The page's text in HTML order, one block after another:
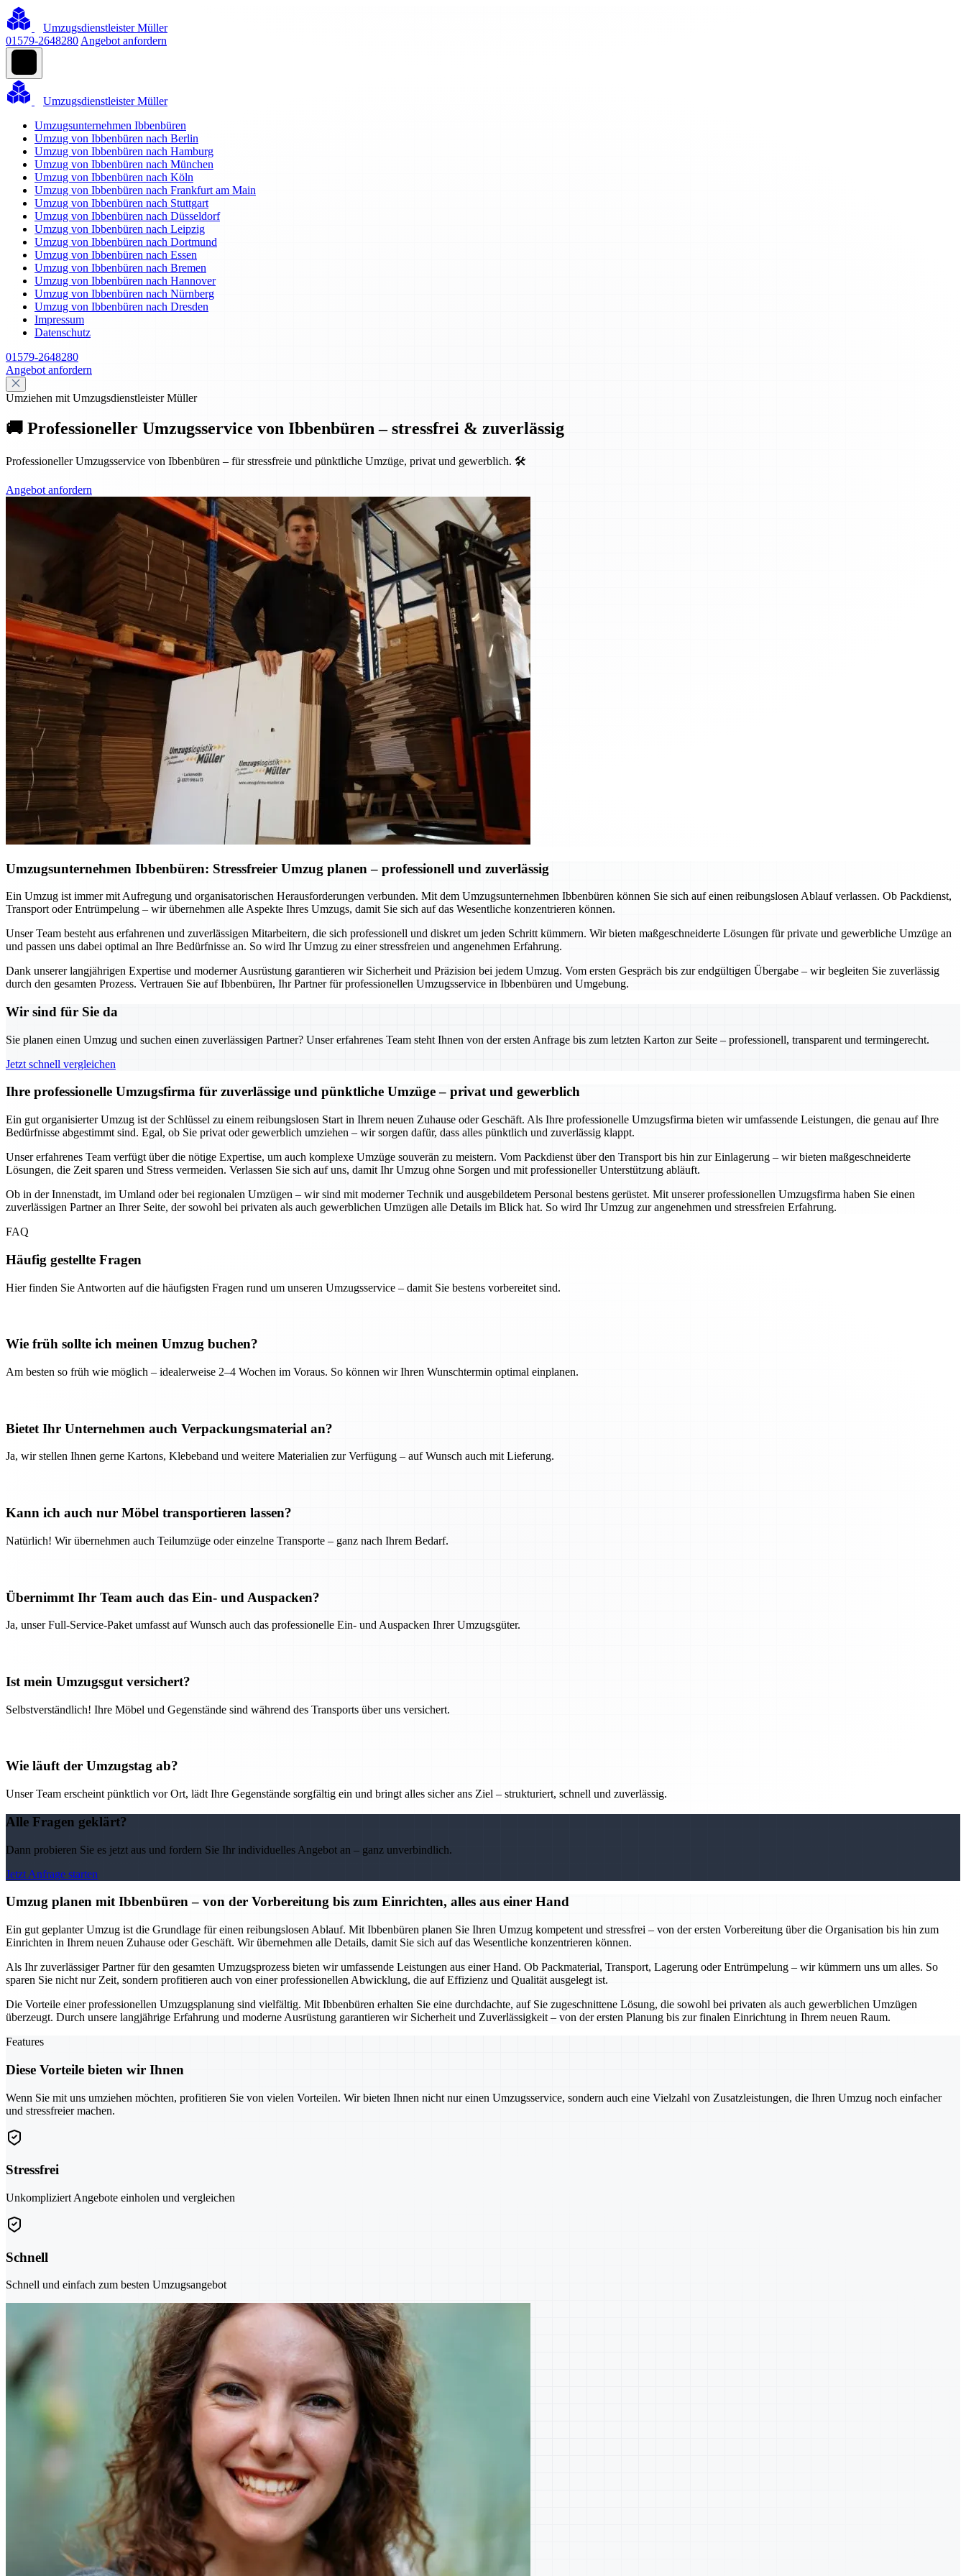
Umzugsdienstleister Müller
01579-2648280 Angebot anfordern
Umzugsdienstleister Müller
Umzugsunternehmen Ibbenbüren
Umzug von Ibbenbüren nach Berlin
Umzug von Ibbenbüren nach Hamburg
Umzug von Ibbenbüren nach München
Umzug von Ibbenbüren nach Köln
Umzug von Ibbenbüren nach Frankfurt am Main
Umzug von Ibbenbüren nach Stuttgart
Umzug von Ibbenbüren nach Düsseldorf
Umzug von Ibbenbüren nach Leipzig
Umzug von Ibbenbüren nach Dortmund
Umzug von Ibbenbüren nach Essen
Umzug von Ibbenbüren nach Bremen
Umzug von Ibbenbüren nach Hannover
Umzug von Ibbenbüren nach Nürnberg
Umzug von Ibbenbüren nach Dresden
Impressum
Datenschutz
01579-2648280
Angebot anfordern
Umziehen mit Umzugsdienstleister Müller
🚚 Professioneller Umzugsservice von Ibbenbüren – stressfrei & zuverlässig
Professioneller Umzugsservice von Ibbenbüren – für stressfreie und pünktliche Umzüge, privat und gewerblich. 🛠️
Angebot anfordern
Umzugsunternehmen Ibbenbüren: Stressfreier Umzug planen – professionell und zuverlässig
Ein Umzug ist immer mit Aufregung und organisatorischen Herausforderungen verbunden. Mit dem Umzugsunternehmen Ibbenbüren können Sie sich auf einen reibungslosen Ablauf verlassen. Ob Packdienst,
Transport oder Entrümpelung – wir übernehmen alle Aspekte Ihres Umzugs, damit Sie sich auf das Wesentliche konzentrieren können.
Unser Team besteht aus erfahrenen und zuverlässigen Mitarbeitern, die sich professionell und diskret um jeden Schritt kümmern. Wir bieten maßgeschneiderte Lösungen für private und gewerbliche Umzüge an
und passen uns dabei optimal an Ihre Bedürfnisse an. So wird Ihr Umzug zu einer stressfreien und angenehmen Erfahrung.
Dank unserer langjährigen Expertise und moderner Ausrüstung garantieren wir Sicherheit und Präzision bei jedem Umzug. Vom ersten Gespräch bis zur endgültigen Übergabe – wir begleiten Sie zuverlässig
durch den gesamten Prozess. Vertrauen Sie auf Ibbenbüren, Ihr Partner für professionellen Umzugsservice in Ibbenbüren und Umgebung.
Wir sind für Sie da
Sie planen einen Umzug und suchen einen zuverlässigen Partner? Unser erfahrenes Team steht Ihnen von der ersten Anfrage bis zum letzten Karton zur Seite – professionell, transparent und termingerecht.
Jetzt schnell vergleichen
Ihre professionelle Umzugsfirma für zuverlässige und pünktliche Umzüge – privat und gewerblich
Ein gut organisierter Umzug ist der Schlüssel zu einem reibungslosen Start in Ihrem neuen Zuhause oder Geschäft. Als Ihre professionelle Umzugsfirma bieten wir umfassende Leistungen, die genau auf Ihre
Bedürfnisse abgestimmt sind. Egal, ob Sie privat oder gewerblich umziehen – wir sorgen dafür, dass alles pünktlich und zuverlässig klappt.
Unser erfahrenes Team verfügt über die nötige Expertise, um auch komplexe Umzüge souverän zu meistern. Vom Packdienst über den Transport bis hin zur Einlagerung – wir bieten maßgeschneiderte
Lösungen, die Zeit sparen und Stress vermeiden. Verlassen Sie sich auf uns, damit Ihr Umzug ohne Sorgen und mit professioneller Unterstützung abläuft.
Ob in der Innenstadt, im Umland oder bei regionalen Umzügen – wir sind mit moderner Technik und ausgebildetem Personal bestens gerüstet. Mit unserer professionellen Umzugsfirma haben Sie einen
zuverlässigen Partner an Ihrer Seite, der sowohl bei privaten als auch gewerblichen Umzügen alle Details im Blick hat. So wird Ihr Umzug zur angenehmen und stressfreien Erfahrung.
FAQ
Häufig gestellte Fragen
Hier finden Sie Antworten auf die häufigsten Fragen rund um unseren Umzugsservice – damit Sie bestens vorbereitet sind.
Wie früh sollte ich meinen Umzug buchen?
Am besten so früh wie möglich – idealerweise 2–4 Wochen im Voraus. So können wir Ihren Wunschtermin optimal einplanen.
Bietet Ihr Unternehmen auch Verpackungsmaterial an?
Ja, wir stellen Ihnen gerne Kartons, Klebeband und weitere Materialien zur Verfügung – auf Wunsch auch mit Lieferung.
Kann ich auch nur Möbel transportieren lassen?
Natürlich! Wir übernehmen auch Teilumzüge oder einzelne Transporte – ganz nach Ihrem Bedarf.
Übernimmt Ihr Team auch das Ein- und Auspacken?
Ja, unser Full-Service-Paket umfasst auf Wunsch auch das professionelle Ein- und Auspacken Ihrer Umzugsgüter.
Ist mein Umzugsgut versichert?
Selbstverständlich! Ihre Möbel und Gegenstände sind während des Transports über uns versichert.
Wie läuft der Umzugstag ab?
Unser Team erscheint pünktlich vor Ort, lädt Ihre Gegenstände sorgfältig ein und bringt alles sicher ans Ziel – strukturiert, schnell und zuverlässig.
Alle Fragen geklärt?
Dann probieren Sie es jetzt aus und fordern Sie Ihr individuelles Angebot an – ganz unverbindlich.
Jetzt Anfrage starten
Umzug planen mit Ibbenbüren – von der Vorbereitung bis zum Einrichten, alles aus einer Hand
Ein gut geplanter Umzug ist die Grundlage für einen reibungslosen Ablauf. Mit Ibbenbüren planen Sie Ihren Umzug kompetent und stressfrei – von der ersten Vorbereitung über die Organisation bis hin zum
Einrichten in Ihrem neuen Zuhause oder Geschäft. Wir übernehmen alle Details, damit Sie sich auf das Wesentliche konzentrieren können.
Als Ihr zuverlässiger Partner für den gesamten Umzugsprozess bieten wir umfassende Leistungen aus einer Hand. Ob Packmaterial, Transport, Lagerung oder Entrümpelung – wir kümmern uns um alles. So
sparen Sie nicht nur Zeit, sondern profitieren auch von einer professionellen Abwicklung, die auf Effizienz und Qualität ausgelegt ist.
Die Vorteile einer professionellen Umzugsplanung sind vielfältig. Mit Ibbenbüren erhalten Sie eine durchdachte, auf Sie zugeschnittene Lösung, die sowohl bei privaten als auch gewerblichen Umzügen
überzeugt. Durch unsere langjährige Erfahrung und moderne Ausrüstung garantieren wir Sicherheit und Zuverlässigkeit – von der ersten Planung bis zur finalen Einrichtung in Ihrem neuen Raum.
Features
Diese Vorteile bieten wir Ihnen
Wenn Sie mit uns umziehen möchten, profitieren Sie von vielen Vorteilen. Wir bieten Ihnen nicht nur einen Umzugsservice, sondern auch eine Vielzahl von Zusatzleistungen, die Ihren Umzug noch einfacher
und stressfreier machen.
Stressfrei
Unkompliziert Angebote einholen und vergleichen
Schnell
Schnell und einfach zum besten Umzugsangebot